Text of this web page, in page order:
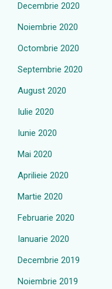
Decembrie 2020
Noiembrie 2020
Octombrie 2020
Septembrie 2020
August 2020
Iulie 2020
Iunie 2020
Mai 2020
Aprilieie 2020
Martie 2020
Februarie 2020
Ianuarie 2020
Decembrie 2019
Noiembrie 2019